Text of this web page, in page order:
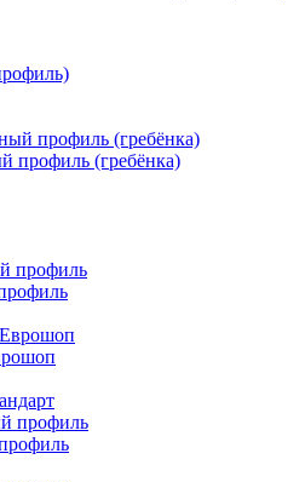
профиль (гребёнка)